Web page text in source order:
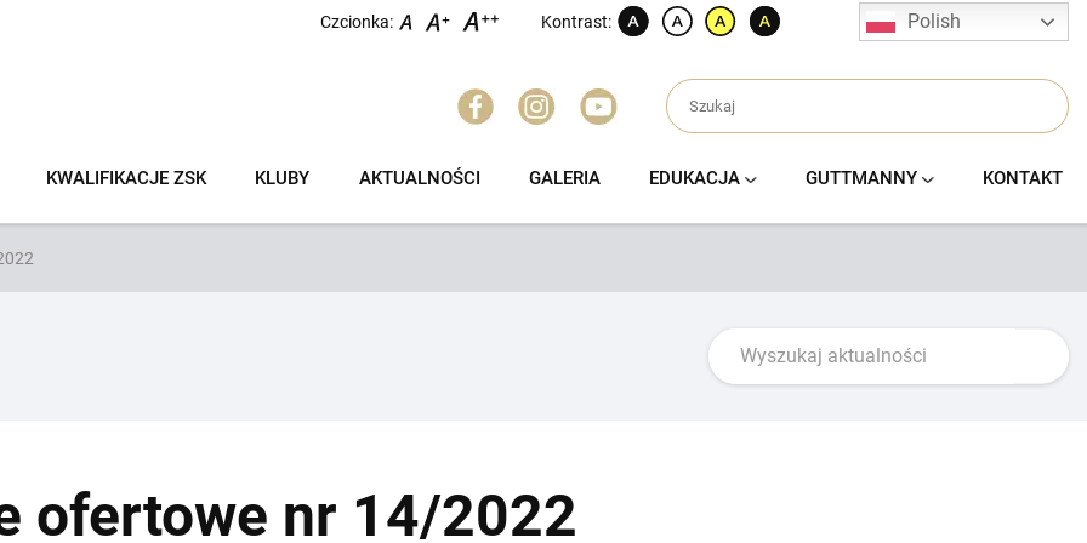
Czcionka: Kontrast: Polish
KWALIFIKACJE ZSK KLUBY AKTUALNOŚCI GALERIA EDUKACJA GUTTMANNY KONTAKT
ofertowe nr 14/2022